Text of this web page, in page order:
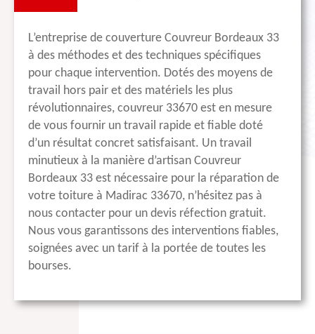
L’entreprise de couverture Couvreur Bordeaux 33
à des méthodes et des techniques spécifiques
pour chaque intervention. Dotés des moyens de
travail hors pair et des matériels les plus
révolutionnaires, couvreur 33670 est en mesure
de vous fournir un travail rapide et fiable doté
d’un résultat concret satisfaisant. Un travail
minutieux à la manière d’artisan Couvreur
Bordeaux 33 est nécessaire pour la réparation de
votre toiture à Madirac 33670, n’hésitez pas à
nous contacter pour un devis réfection gratuit.
Nous vous garantissons des interventions fiables,
soignées avec un tarif à la portée de toutes les
bourses.